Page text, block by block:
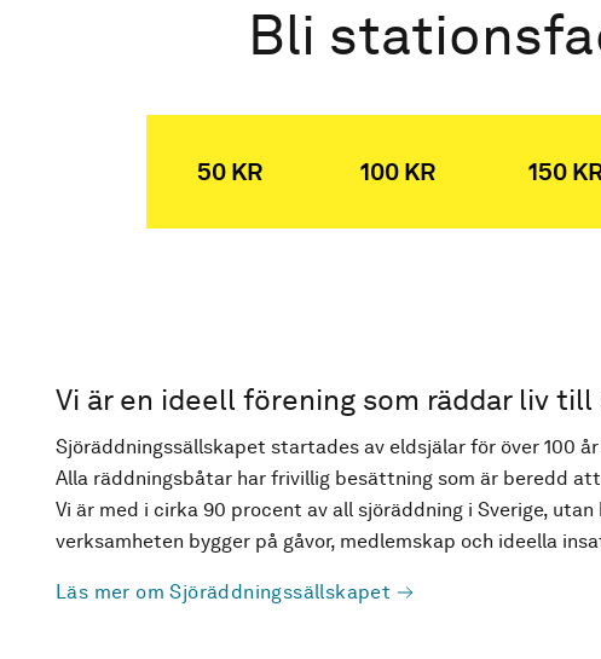
Bli
50 KR 100 KR 150
Vi är en ideell förening som räddar liv till
Sjöräddningssällskapet startades av eldsjälar för över 100
Alla räddningsbåtar har frivillig besättning som är beredd
Vi är med i cirka 90 procent av all sjöräddning i Sverige,
verksamheten bygger på gåvor, medlemskap och ideella
Läs mer om Sjöräddningssällskapet